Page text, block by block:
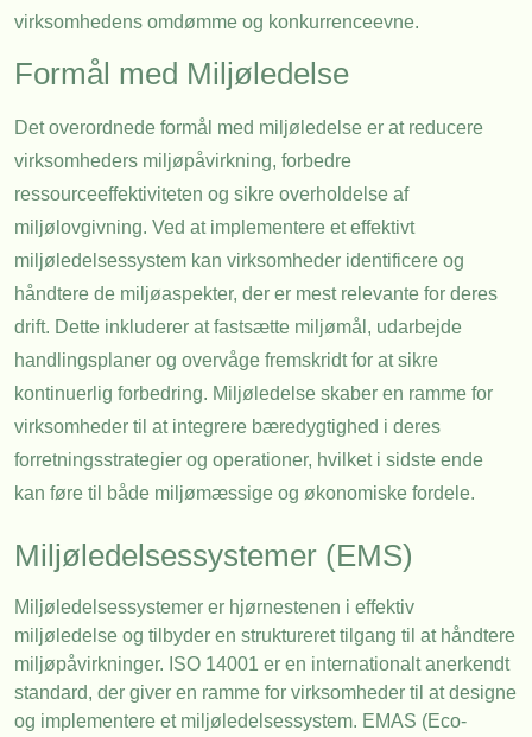
virksomhedens omdømme og konkurrenceevne.
Formål med Miljøledelse
Det overordnede formål med miljøledelse er at reducere
virksomheders miljøpåvirkning, forbedre
ressourceeffektiviteten og sikre overholdelse af
miljølovgivning. Ved at implementere et effektivt
miljøledelsessystem kan virksomheder identificere og
håndtere de miljøaspekter, der er mest relevante for deres
drift. Dette inkluderer at fastsætte miljømål, udarbejde
handlingsplaner og overvåge fremskridt for at sikre
kontinuerlig forbedring. Miljøledelse skaber en ramme for
virksomheder til at integrere bæredygtighed i deres
forretningsstrategier og operationer, hvilket i sidste ende
kan føre til både miljømæssige og økonomiske fordele.
Miljøledelsessystemer (EMS)
Miljøledelsessystemer er hjørnestenen i effektiv
miljøledelse og tilbyder en struktureret tilgang til at håndtere
miljøpåvirkninger. ISO 14001 er en internationalt anerkendt
standard, der giver en ramme for virksomheder til at designe
og implementere et miljøledelsessystem. EMAS (Eco-